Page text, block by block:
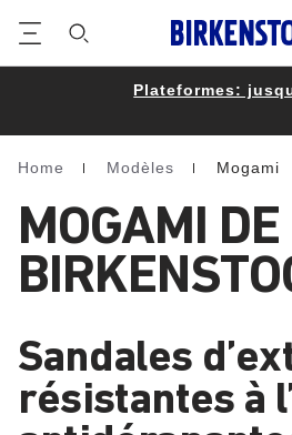
Plateformes:
Homepage
Home Modèles Mogami
MOGAMI DE
Sandales
résistantes à